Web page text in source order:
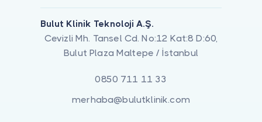
Bulut Klinik Teknoloji A.Ş.
Cevizli Mh. Tansel Cd. No:12 Kat:8 D:60,
Bulut Plaza Maltepe / İstanbul
0850 711 11 33
merhaba@bulutklinik.com